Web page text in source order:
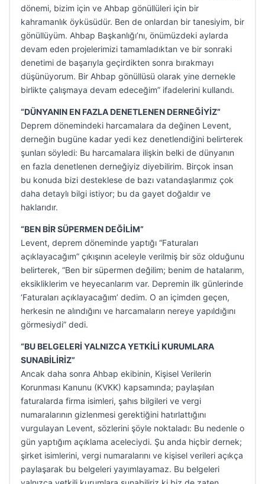
dönemi, bizim için ve Ahbap gönüllüleri için bir
kahramanlık öyküsüdür. Ben de onlardan bir tanesiyim, bir
gönüllüyüm. Ahbap Başkanlığı’nı, önümüzdeki aylarda
devam eden projelerimizi tamamladıktan ve bir sonraki
denetimi de başarıyla geçirdikten sonra bırakmayı
düşünüyorum. Bir Ahbap gönüllüsü olarak yine dernekle
birlikte çalışmaya devam edeceğim” ifadelerini kullandı.
“DÜNYANIN EN FAZLA DENETLENEN DERNEĞİYİZ”
Deprem dönemindeki harcamalara da değinen Levent,
derneğin bugüne kadar yedi kez denetlendiğini belirterek
şunları söyledi: Bu harcamalara ilişkin belki de dünyanın
en fazla denetlenen derneğiyiz diyebilirim. Birçok insan
bu konuda bizi desteklese de bazı vatandaşlarımız çok
daha detaylı bilgi istiyor; bu da gayet doğaldır ve
haklarıdır.
“BEN BİR SÜPERMEN DEĞİLİM”
Levent, deprem döneminde yaptığı “Faturaları
açıklayacağım” çıkışının aceleyle verilmiş bir söz olduğunu
belirterek, “Ben bir süpermen değilim; benim de hatalarım,
eksikliklerim ve heyecanlarım var. Depremin ilk günlerinde
‘Faturaları açıklayacağım’ dedim. O an içimden geçen,
herkesin ne alındığını ve harcamaların nereye yapıldığını
görmesiydi” dedi.
“BU BELGELERİ YALNIZCA YETKİLİ KURUMLARA
SUNABİLİRİZ”
Ancak daha sonra Ahbap ekibinin, Kişisel Verilerin
Korunması Kanunu (KVKK) kapsamında; paylaşılan
faturalarda firma isimleri, şahıs bilgileri ve vergi
numaralarının gizlenmesi gerektiğini hatırlattığını
vurgulayan Levent, sözlerini şöyle noktaladı: Bu nedenle o
gün yaptığım açıklama aceleciydi. Şu anda hiçbir dernek;
şirket isimlerini, vergi numaralarını ve kişisel verileri açıkça
paylaşarak bu belgeleri yayımlayamaz. Bu belgeleri